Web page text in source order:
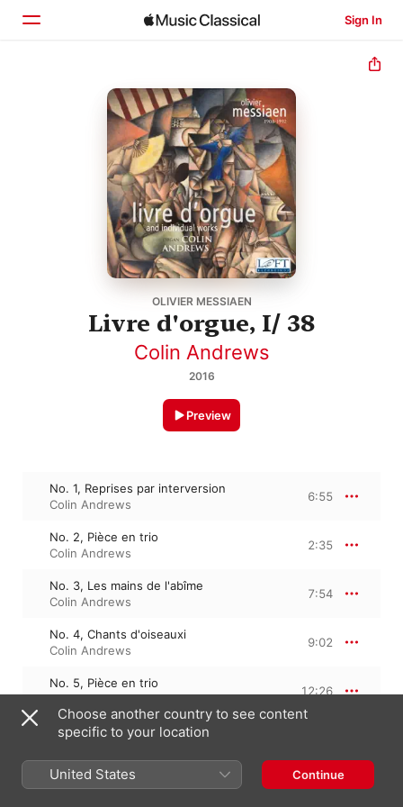
Sign In
Browse
OLIVIER MESSIAEN
Livre d'orgue, I/ 38
Colin Andrews
2016
Preview
No. 1, Reprises par interversion
Colin Andrews
6:55
No. 2, Pièce en trio
Colin Andrews
2:35
No. 3, Les mains de l'abîme
Colin Andrews
7:54
No. 4, Chants d'oiseauxi
Colin Andrews
9:02
No. 5, Pièce en trio
Colin Andrews
12:26
No. 6, Les yeux dans les roues
No. 7, Soixante-quatre durées
12:17
Choose another country to see content
specific to your location
United States Continue